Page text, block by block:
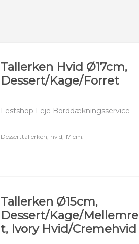
Tallerken Hvid Ø17cm,
Dessert/Kage/Forret
Festshop Leje Borddækningsservice
Desserttallerken, hvid, 17 cm.
Tallerken Ø15cm,
Dessert/Kage/Mellemre
t, Ivory Hvid/Cremehvid